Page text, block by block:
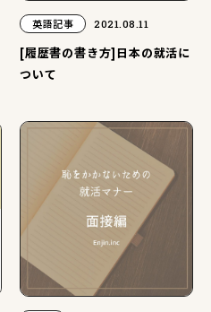
英語記事 2021.08.11
[履歴書の書き方]日本の就活に
ついて